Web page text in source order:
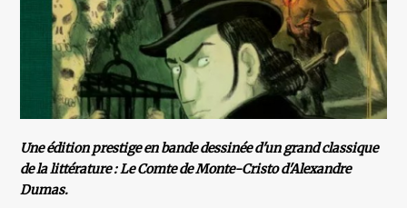
Une édition prestige en bande dessinée d'un grand classique
de la littérature : Le Comte de Monte-Cristo d'Alexandre
Dumas.